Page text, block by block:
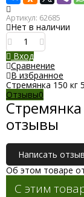
Артикул: 62685
Нет в наличии
Вход
Сравнение
В избранное
Стремянка 150 кг
Отзывы0
Стремянка
отзывы
Написать отзыв
Об этом товаре
С этим